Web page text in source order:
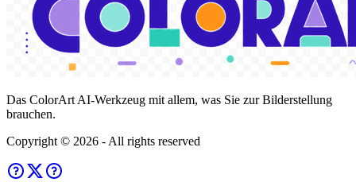
Das ColorArt AI-Werkzeug mit allem, was Sie zur Bilderstellung
brauchen.
Copyright © 2026 - All rights reserved